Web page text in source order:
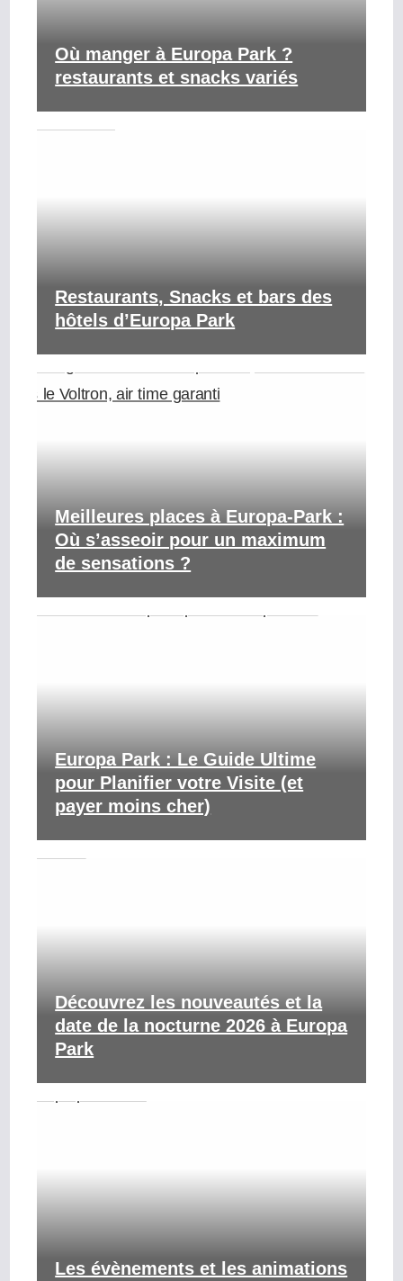
Où manger à Europa Park ?
restaurants et snacks variés
Restaurants, Snacks et bars des
hôtels d’Europa Park
Meilleures places à Europa-Park :
Où s’asseoir pour un maximum
de sensations ?
Europa Park : Le Guide Ultime
pour Planifier votre Visite (et
payer moins cher)
Découvrez les nouveautés et la
date de la nocturne 2026 à Europa
Park
Les évènements et les animations